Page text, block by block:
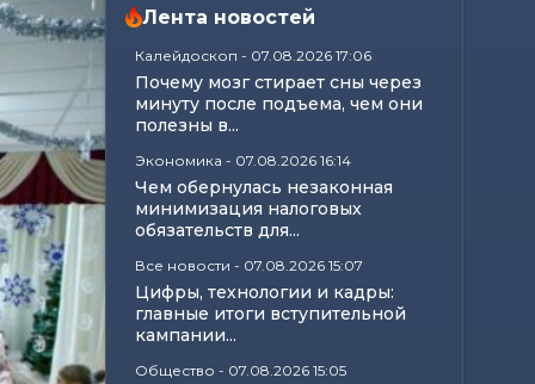
Лента новостей
Калейдоскоп - 07.08.2026 17:06
Почему мозг стирает сны через
минуту после подъема, чем они
полезны в...
Экономика - 07.08.2026 16:14
Чем обернулась незаконная
минимизация налоговых
обязательств для...
Все новости - 07.08.2026 15:07
Цифры, технологии и кадры:
главные итоги вступительной
кампании...
Общество - 07.08.2026 15:05